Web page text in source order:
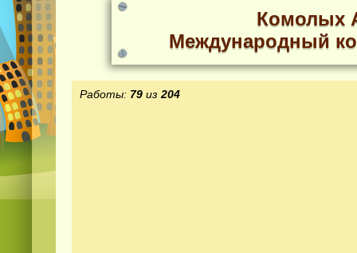
Комолых
Международный
Работы: 79 из 204